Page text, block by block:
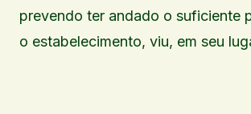
prevendo ter andado o suficiente
o estabelecimento, viu, em seu